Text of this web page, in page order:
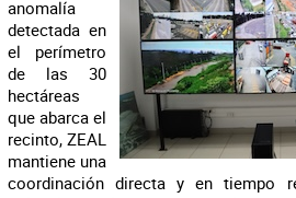
anomalía
detectada en
el perímetro
de las 30
hectáreas
que abarca el
recinto, ZEAL
mantiene una
coordinación directa y en tiempo